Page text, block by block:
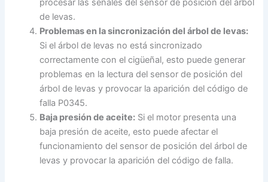
procesar las señales del sensor de posición del árbol
de levas.
Problemas en la sincronización del árbol de levas:
Si el árbol de levas no está sincronizado
correctamente con el cigüeñal, esto puede generar
problemas en la lectura del sensor de posición del
árbol de levas y provocar la aparición del código de
falla P0345.
Baja presión de aceite: Si el motor presenta una
baja presión de aceite, esto puede afectar el
funcionamiento del sensor de posición del árbol de
levas y provocar la aparición del código de falla.